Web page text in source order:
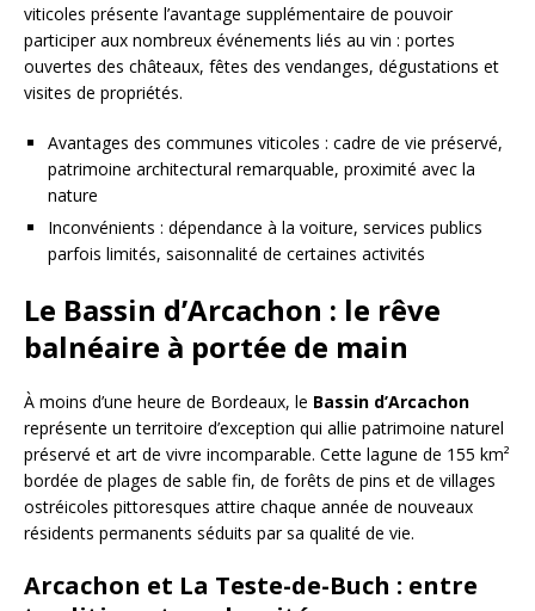
viticoles présente l’avantage supplémentaire de pouvoir
participer aux nombreux événements liés au vin : portes
ouvertes des châteaux, fêtes des vendanges, dégustations et
visites de propriétés.
Avantages des communes viticoles : cadre de vie préservé,
patrimoine architectural remarquable, proximité avec la
nature
Inconvénients : dépendance à la voiture, services publics
parfois limités, saisonnalité de certaines activités
Le Bassin d’Arcachon : le rêve
balnéaire à portée de main
À moins d’une heure de Bordeaux, le Bassin d’Arcachon
représente un territoire d’exception qui allie patrimoine naturel
préservé et art de vivre incomparable. Cette lagune de 155 km²
bordée de plages de sable fin, de forêts de pins et de villages
ostréicoles pittoresques attire chaque année de nouveaux
résidents permanents séduits par sa qualité de vie.
Arcachon et La Teste-de-Buch : entre